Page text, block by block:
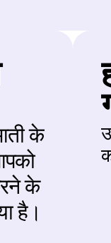
के
के
है।